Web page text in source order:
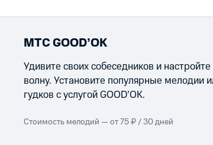
МТС GOOD’OK
Удивите своих собеседников и
волну. Установите популярные мелодии
гудков с услугой GOOD’OK.
Стоимость мелодий — от 75 ₽ / 30 дней